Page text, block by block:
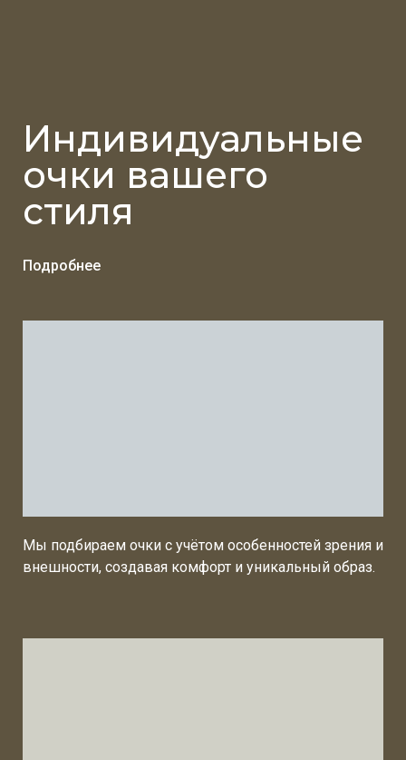
Индивидуальные
очки вашего
стиля
Подробнее
Мы подбираем очки с учётом особенностей зрения и
внешности, создавая комфорт и уникальный образ.